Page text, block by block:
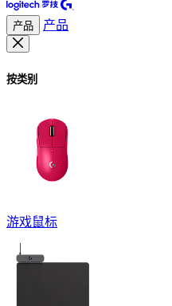
产品 产品
按类别
游戏鼠标